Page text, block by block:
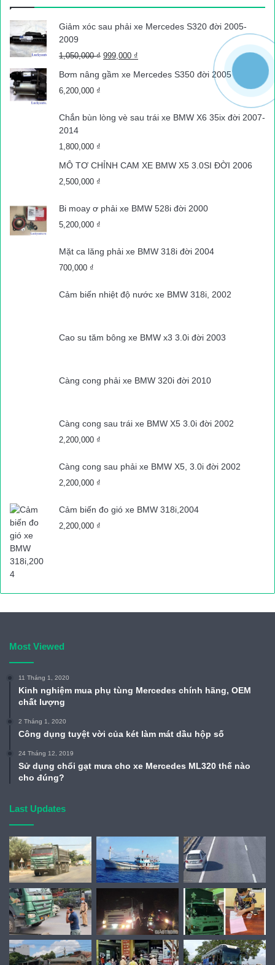
Giảm xóc sau phải xe Mercedes S320 đời 2005-
2009
1,050,000₫ Giá
là:
999,000 ₫
Bơm nâng gầm xe Mercedes S350 đời 2005
6,200,000 ₫
Chắn bùn lòng vè sau trái xe BMW X6 35ix đời 2007-
2014
1,800,000 ₫
MÔ TƠ CHỈNH CAM XE BMW X5 3.0SI ĐỜI 2006
2,500,000 ₫
Bi moay ơ phải xe BMW 528i đời 2000
5,200,000 ₫
Mặt ca lăng phải xe BMW 318i đời 2004
700,000 ₫
Cảm biến nhiệt độ nước xe BMW 318i, 2002
Cao su tăm bông xe BMW x3 3.0i đời 2003
Càng cong phải xe BMW 320i đời 2010
Càng cong sau trái xe BMW X5 3.0i đời 2002
2,200,000 ₫
Cảm biến đo gió xe BMW 318i,2004
Most Viewed
Kinh nghiệm mua phụ tùng Mercedes chính hãng, OEM
chất lượng
Công dụng tuyệt vời của két làm mát dầu hộp số
Sử dụng chổi gạt mưa cho xe Mercedes ML320 thế nào
cho đúng?
Last Updates